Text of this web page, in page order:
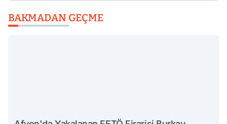
BAKMADAN GEÇME